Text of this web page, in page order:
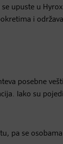
upuste u
i
posebne
Iako su
pa se